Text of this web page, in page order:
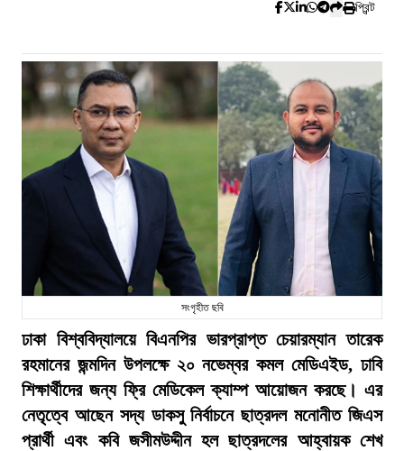
প্রিন্ট
সংগৃহীত ছবি
ঢাকা বিশ্ববিদ্যালয়ে বিএনপির ভারপ্রাপ্ত চেয়ারম্যান তারেক
রহমানের জন্মদিন উপলক্ষে ২০ নভেম্বর কমল মেডিএইড, ঢাবি
শিক্ষার্থীদের জন্য ফ্রি মেডিকেল ক্যাম্প আয়োজন করছে। এর
নেতৃত্বে আছেন সদ্য ডাকসু নির্বাচনে ছাত্রদল মনোনীত জিএস
প্রার্থী এবং কবি জসীমউদ্দীন হল ছাত্রদলের আহ্বায়ক শেখ